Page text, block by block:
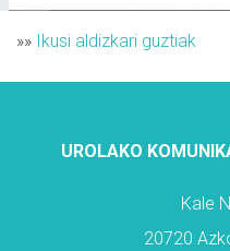
»» Ikusi aldizkari guztiak
UROLAKO
Kale
20720